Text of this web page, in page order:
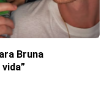
Bruna